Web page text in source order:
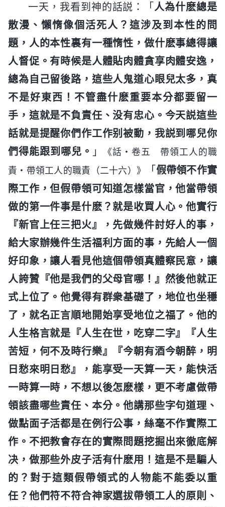
一天，我看到神的話説：「 人為什麽總是
散漫、懶惰像個活死人？這涉及到本性的問
題，人的本性裏有一種惰性，做什麽事總得讓
人督促。有時候是人體貼肉體貪享肉體安逸，
總為自己留後路，這些人鬼道心眼兒太多，真
不是好東西！不管盡什麽重要本分都要留一
手，這就是不負責任、没有忠心。今天説這些
話就是提醒你們作工作别被動，我説到哪兒你
們得能跟到哪兒。 」
《話・卷五 帶領工人的職
責・帶領工人的職責（二十六）》
「 假帶領不作實
際工作，但假帶領可知道怎樣當官，他當帶領
做的第一件事是什麽？就是收買人心。他實行
『新官上任三把火』，先做幾件討好人的事，
給大家辦幾件生活福利方面的事，先給人一個
好印象，讓人看見他這個帶領真體察民意，讓
人誇贊『他是我們的父母官哪！』然後他就正
式上位了。他覺得有群衆基礎了，地位也坐穩
了，就名正言順地開始享受地位之福了。他的
人生格言就是『人生在世，吃穿二字』『人生
苦短，何不及時行樂』『今朝有酒今朝醉，明
日愁來明日愁』，能享受一天算一天，能快活
一時算一時，不想以後怎麽樣，更不考慮做帶
領該盡哪些責任、本分。他講那些字句道理、
做點面子活都是在例行公事，絲毫不作實際工
作。不把教會存在的實際問題挖掘出來徹底解
决，做那些外皮子活有什麽用！這是不是騙人
的？對于這類假帶領式的人物能不能委以重
任？他們符不符合神家選拔帶領工人的原則、